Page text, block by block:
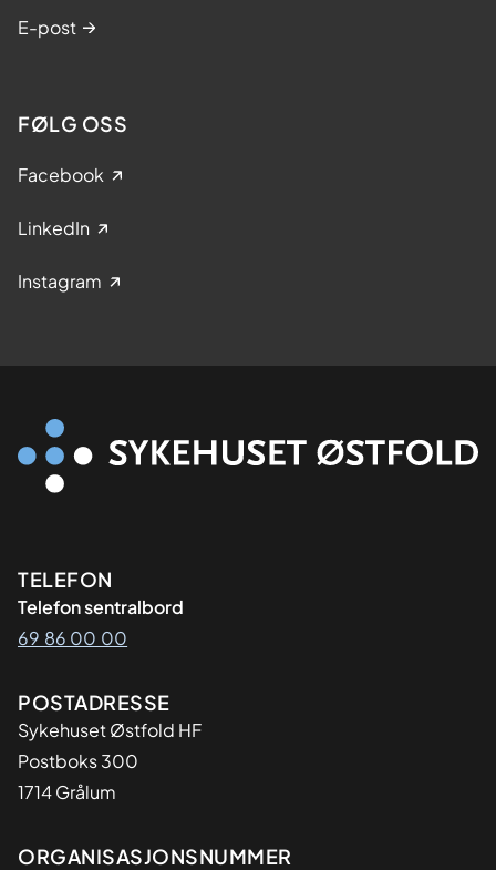
E-post
FØLG OSS
Facebook
LinkedIn
Instagram
Kontaktinformasjon
TELEFON
Telefon sentralbord
69 86 00 00
Adresse
POSTADRESSE
Sykehuset Østfold HF
Postboks 300
1714 Grålum
Organisasjon
ORGANISASJONSNUMMER